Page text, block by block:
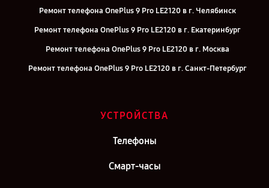
Ремонт телефона OnePlus 9 Pro LE2120 в г. Челябинск
Ремонт телефона OnePlus 9 Pro LE2120 в г. Екатеринбург
Ремонт телефона OnePlus 9 Pro LE2120 в г. Москва
Ремонт телефона OnePlus 9 Pro LE2120 в г. Санкт-Петербург
УСТРОЙСТВА
Телефоны
Смарт-часы